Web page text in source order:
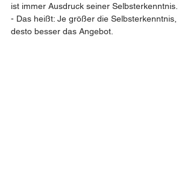
ist immer Ausdruck seiner Selbsterkenntnis.
- Das heißt: Je größer die Selbsterkenntnis,
desto besser das Angebot.